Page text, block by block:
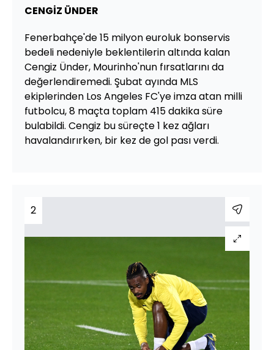
CENGİZ ÜNDER
Fenerbahçe'de 15 milyon euroluk bonservis
bedeli nedeniyle beklentilerin altında kalan
Cengiz Ünder, Mourinho'nun fırsatlarını da
değerlendiremedi. Şubat ayında MLS
ekiplerinden Los Angeles FC'ye imza atan milli
futbolcu, 8 maçta toplam 415 dakika süre
bulabildi. Cengiz bu süreçte 1 kez ağları
havalandırırken, bir kez de gol pası verdi.
2